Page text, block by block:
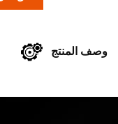
وصف المنتج